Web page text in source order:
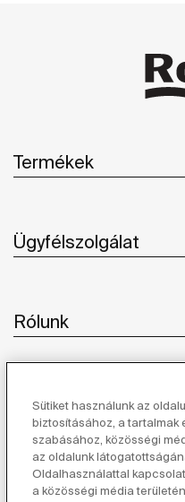
Termékek
Ügyfélszolgálat
Rólunk
Ihlet
Sütiket használunk az
biztosításához, a tartalmak
szabásához, közösségi
az oldalunk
Oldalhasználattal
a közösségi média